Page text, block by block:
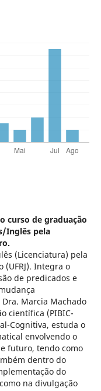
curso de graduação
Inglês pela
(Licenciatura) pela
(UFRJ). Integra o
de predicados e
Marcia Machado
científica (PIBIC-
Cognitiva, estuda o
envolvendo o
futuro, tendo como
dentro do
do
na divulgação